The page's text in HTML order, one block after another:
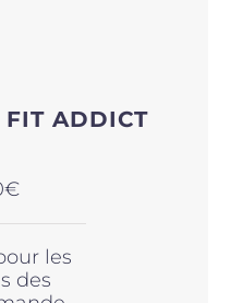
options
peuvent
choisies
sur
la
page
du
produit
FIT ADDICT
€Le
est :
55,00€.
les
des